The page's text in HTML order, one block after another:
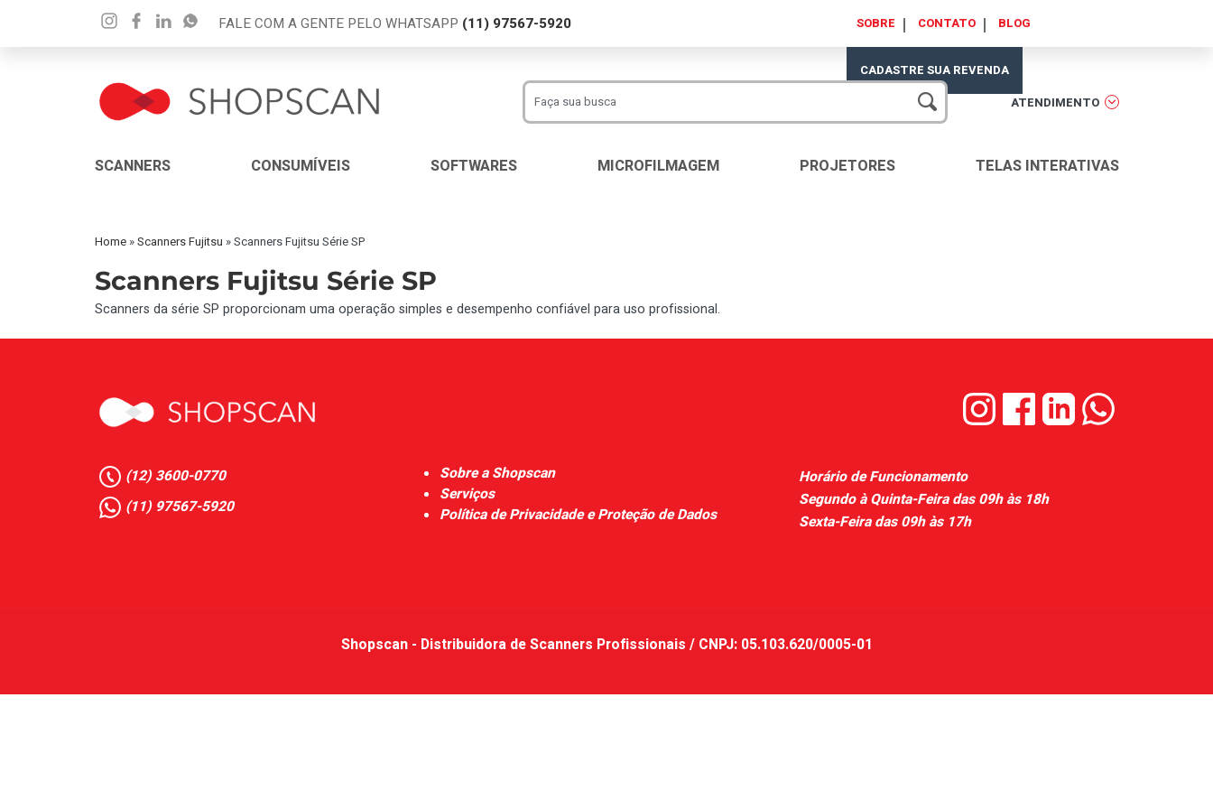
FALE COM A GENTE PELO WHATSAPP (11) 97567-5920 SOBRE CONTATO BLOG
CADASTRE SUA REVENDA
ATENDIMENTO
SCANNERS CONSUMÍVEIS SOFTWARES MICROFILMAGEM PROJETORES TELAS INTERATIVAS
Home»Scanners Fujitsu »Scanners Fujitsu Série SP
Scanners Fujitsu Série SP
Scanners da série SP proporcionam uma operação simples e desempenho confiável para uso profissional.
(12) 3600-0770
(11) 97567-5920
Sobre a Shopscan
Serviços
Política de Privacidade e Proteção de Dados
Horário de Funcionamento
Segundo à Quinta-Feira das 09h às 18h
Sexta-Feira das 09h às 17h
Shopscan - Distribuidora de Scanners Profissionais / CNPJ: 05.103.620/0005-01